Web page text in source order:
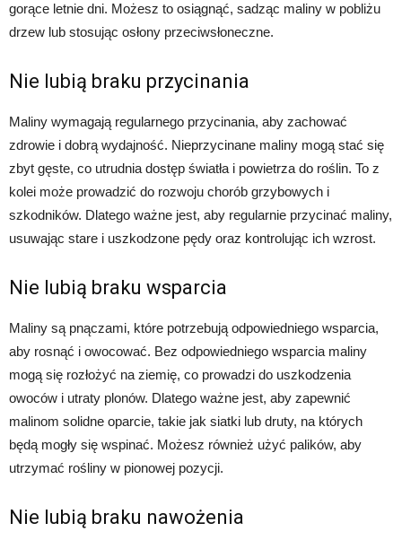
gorące letnie dni. Możesz to osiągnąć, sadząc maliny w pobliżu
drzew lub stosując osłony przeciwsłoneczne.
Nie lubią braku przycinania
Maliny wymagają regularnego przycinania, aby zachować
zdrowie i dobrą wydajność. Nieprzycinane maliny mogą stać się
zbyt gęste, co utrudnia dostęp światła i powietrza do roślin. To z
kolei może prowadzić do rozwoju chorób grzybowych i
szkodników. Dlatego ważne jest, aby regularnie przycinać maliny,
usuwając stare i uszkodzone pędy oraz kontrolując ich wzrost.
Nie lubią braku wsparcia
Maliny są pnączami, które potrzebują odpowiedniego wsparcia,
aby rosnąć i owocować. Bez odpowiedniego wsparcia maliny
mogą się rozłożyć na ziemię, co prowadzi do uszkodzenia
owoców i utraty plonów. Dlatego ważne jest, aby zapewnić
malinom solidne oparcie, takie jak siatki lub druty, na których
będą mogły się wspinać. Możesz również użyć palików, aby
utrzymać rośliny w pionowej pozycji.
Nie lubią braku nawożenia